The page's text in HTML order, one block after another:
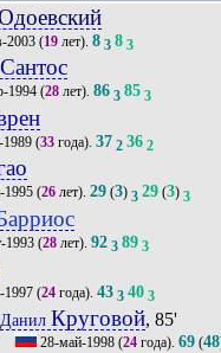
2003(19лет). 8 3 8 3
1994(28лет). 86 3 85 3
(33года). 37 2 36 2
1995(26лет). 29(3) 3 29(3) 3
1993(28лет). 92 3 89 3
1997(24года). 43 3 40 3
Данил Круговой, 85'
28-май-1998 (24 года).69 (48